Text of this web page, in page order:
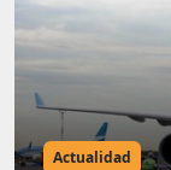
Actualidad